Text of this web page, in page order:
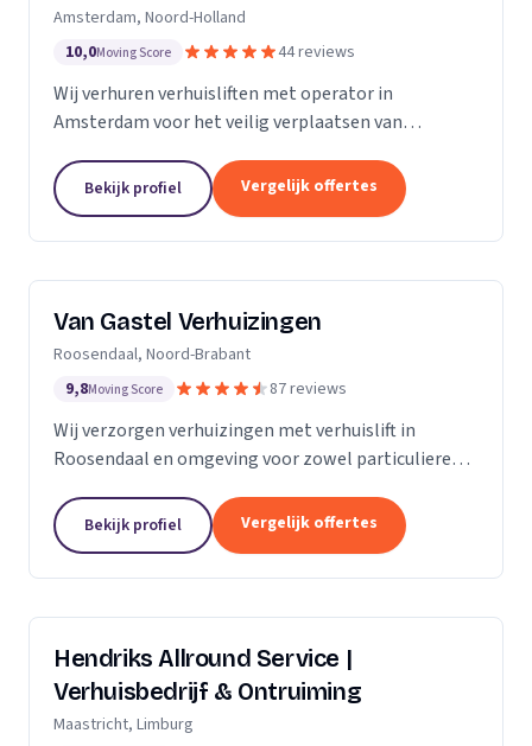
Amsterdam, Noord-Holland
10,0Moving Score 44 reviews
Wij verhuren verhuisliften met operator in
Amsterdam voor het veilig verplaatsen van
Bekijk profiel Vergelijk offertes
Van Gastel Verhuizingen
Roosendaal, Noord-Brabant
9,8Moving Score 87 reviews
Wij verzorgen verhuizingen met verhuislift in
Roosendaal en omgeving voor zowel particulieren
Bekijk profiel Vergelijk offertes
Hendriks Allround Service |
Verhuisbedrijf & Ontruiming
Maastricht, Limburg